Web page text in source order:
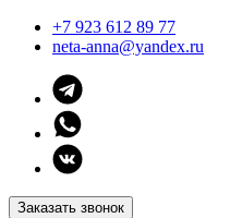
+7 923 612 89 77
neta-anna@yandex.ru
Заказать звонок